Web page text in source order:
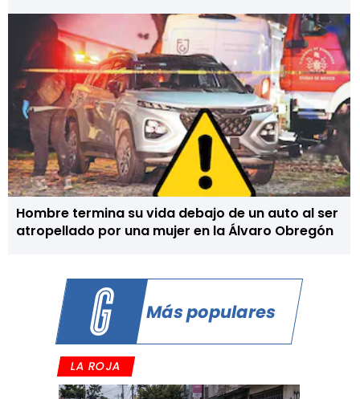
Hombre termina su vida debajo de un auto al ser
atropellado por una mujer en la Álvaro Obregón
Más populares
LA ROJA